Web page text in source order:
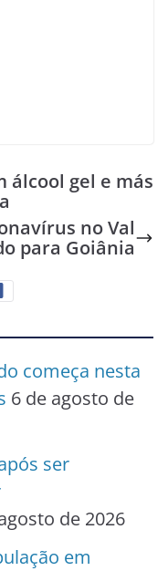
álcool gel e más
no Val
para Goiânia
começa nesta
6 de agosto de
ser
de 2026
em